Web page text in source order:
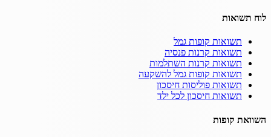
לוח תשואות
תשואות קופות גמל
תשואות קרנות פנסיה
תשואות קרנות השתלמות
תשואות קופות גמל להשקעה
תשואות פוליסות חיסכון
תשואות חיסכון לכל ילד
השוואת קופות